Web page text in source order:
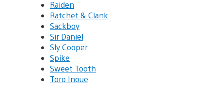
Raiden
Ratchet & Clank
Sackboy
Sir Daniel
Sly Cooper
Spike
Sweet Tooth
Toro Inoue